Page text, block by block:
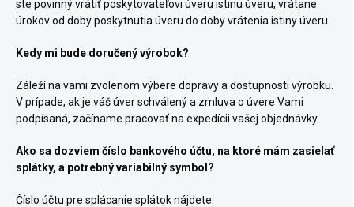
ste povinný vrátiť poskytovateľovi úveru istinu úveru, vrátane
úrokov od doby poskytnutia úveru do doby vrátenia istiny úveru.
Kedy mi bude doručený výrobok?
Záleží na vami zvolenom výbere dopravy a dostupnosti výrobku.
V prípade, ak je váš úver schválený a zmluva o úvere Vami
podpísaná, začíname pracovať na expedícii vašej objednávky.
Ako sa dozviem číslo bankového účtu, na ktoré mám zasielať
splátky, a potrebný variabilný symbol?
Číslo účtu pre splácanie splátok nájdete: